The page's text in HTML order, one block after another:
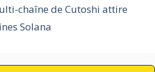
chaîne de Cutoshi attire
Solana